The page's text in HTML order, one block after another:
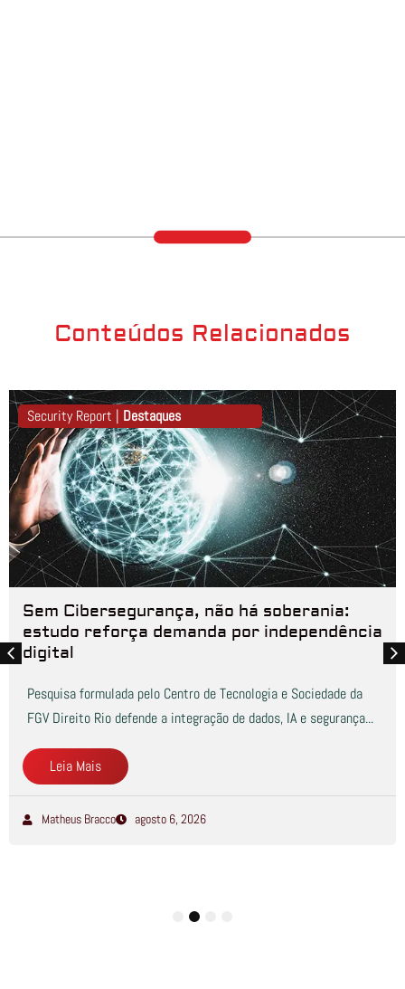
Conteúdos Relacionados
Security Report | Destaques
Sem Cibersegurança, não há soberania:
estudo reforça demanda por independência
digital
Pesquisa formulada pelo Centro de Tecnologia e Sociedade da
FGV Direito Rio defende a integração de dados, IA e segurança...
Leia Mais
Matheus Bracco agosto 6, 2026